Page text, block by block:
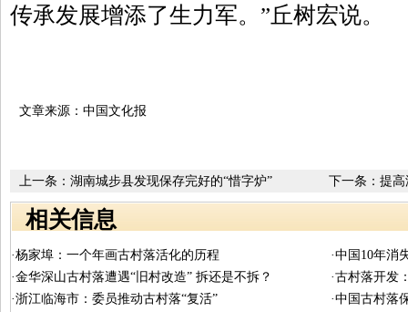
传承发展增添了生力军。”丘树宏说。
文章来源：中国文化报
下一条： 提高
上一条： 湖南城步县发现保存完好的“惜字炉”
相关信息
·杨家埠：一个年画古村落活化的历程
·中国10年消
·金华深山古村落遭遇“旧村改造” 拆还是不拆？
·古村落开发
·浙江临海市：委员推动古村落“复活”
·中国古村落